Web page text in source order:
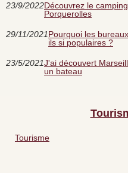
23/9/2022Découvrez le
Porquerolles
29/11/2021Pourquoi les
ils si populaires ?
23/5/2021J'ai découvert
un bateau
Tourisme